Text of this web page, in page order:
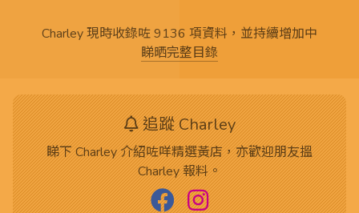
Charley 現時收錄咗 9136 項資料，並持續增加中
睇晒完整目錄
追蹤 Charley
睇下 Charley 介紹咗咩精選黃店，亦歡迎朋友搵
Charley 報料。